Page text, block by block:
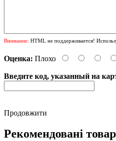
Внимание: HTML не поддерживается!
Оценка: Плохо
Введите код, указанный на
Продовжити
Рекомендовані